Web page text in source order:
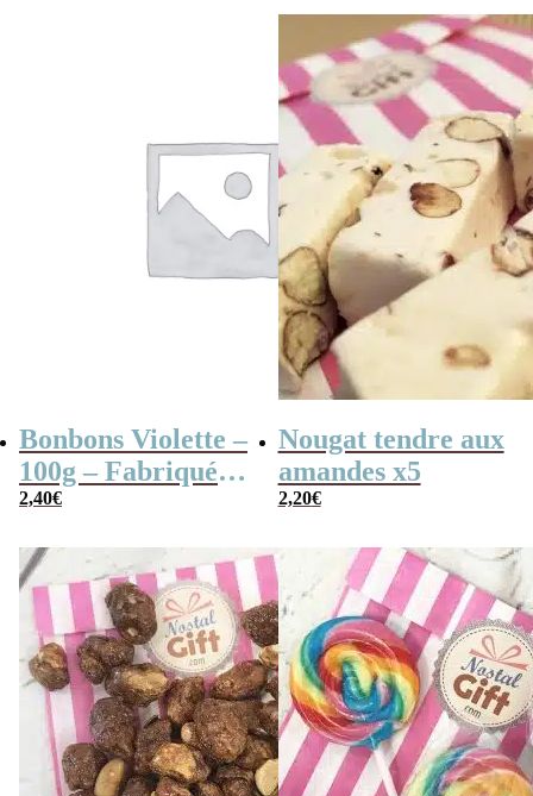
années 60
Bonbons Violette –
100g – Fabriqués
en France
2,40€
Nougat tendre aux
amandes x5
2,20€